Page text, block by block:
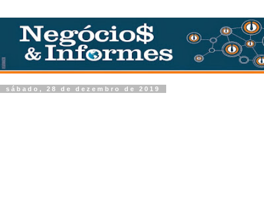
sábado, 28 de dezembro de 2019